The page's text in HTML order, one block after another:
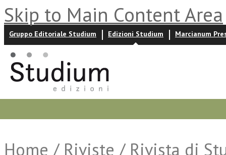
Skip to Main Content Area
Gruppo Editoriale Studium Edizioni Studium Marcianum
Home / Riviste / Rivista di